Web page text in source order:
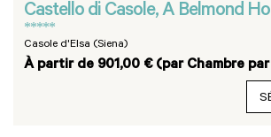
Castello di Casole, A Belmond
*****
Casole d'Elsa (Siena)
À partir de 901,00 € (par Chambre